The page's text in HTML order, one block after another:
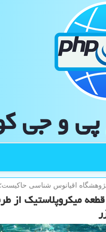
و جی
اقیانوس شناسی حاكیست؛
بلعیدن ۱ ۴۷ قطعه میکروپلاستیک